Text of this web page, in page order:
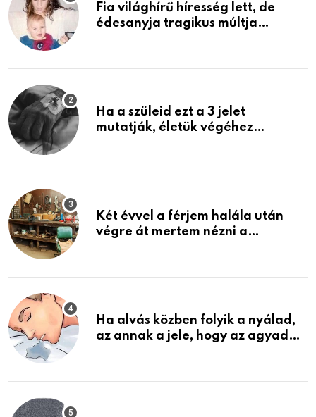
Fia világhírű híresség lett, de
édesanyja tragikus múltja
Ha a szüleid ezt a 3 jelet
mutatják, életük végéhez
Két évvel a férjem halála után
végre át mertem nézni a
életemet
Ha alvás közben folyik a nyálad,
az annak a jele, hogy az agyad…